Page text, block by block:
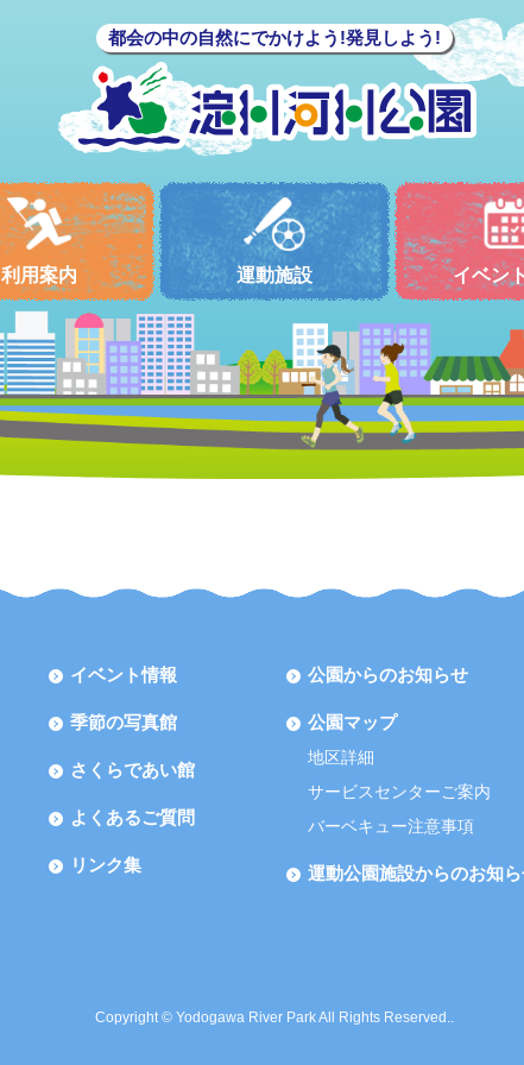
都会の中の自然にでかけよう!発見しよう!
利用案内 運動施設 イベン
イベント情報
季節の写真館
さくらであい館
よくあるご質問
リンク集
公園からのお知らせ
公園マップ
地区詳細
サービスセンターご案内
バーベキュー注意事項
運動公園施設からのお知
Copyright © Yodogawa River Park All Rights Reserved..